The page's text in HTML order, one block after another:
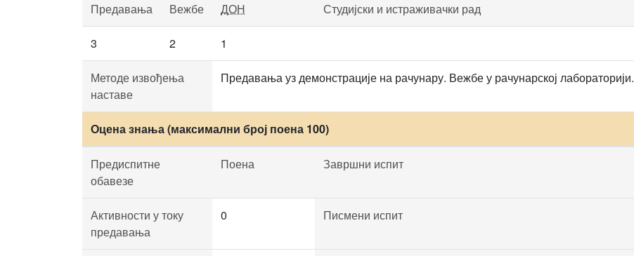
Предавања Вежбе ДОН Студијски и истраживачки рад
3 2 1
Методе извођења
наставе
Предавања уз демонстрације на рачунару. Вежбе у рачунарској лабораторији.
Оцена знања (максимални број поена 100)
Предиспитне
обавезе
Поена Завршни испит
Активности у току
предавања
0 Писмени испит